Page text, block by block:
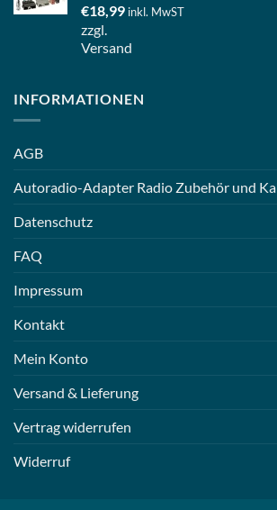
€18,99 inkl. MwST
zzgl.
Versand
INFORMATIONEN
AGB
Autoradio-Adapter Radio Zubehör und
Datenschutz
FAQ
Impressum
Kontakt
Mein Konto
Versand & Lieferung
Vertrag widerrufen
Widerruf